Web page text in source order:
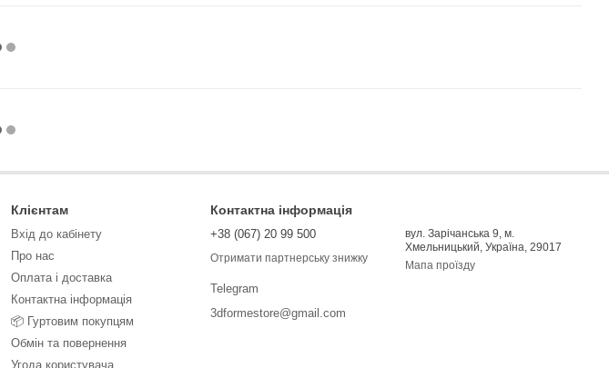
Клієнтам
Вхід до кабінету
Про нас
Оплата і доставка
Контактна інформація
📦 Гуртовим покупцям
Обмін та повернення
Угода користувача
Контактна інформація
+38 (067) 20 99 500
Отримати партнерську знижку
Telegram
3dformestore@gmail.com
вул. Зарічанська 9, м.
Хмельницький, Україна, 29017
Мапа проїзду